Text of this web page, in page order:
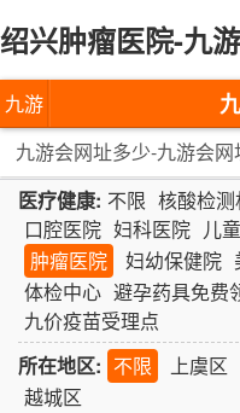
绍兴肿瘤医院-九
九游
会网
址多
少-九
游会
网址
最新
少
九游会网址多少-九游会
医疗健康: 不限 核酸检测
口腔医院 妇科医院 儿
肿瘤医院
妇幼保健院
体检中心 避孕药具免费
九价疫苗受理点
所在地区: 不限 上虞区
越城区